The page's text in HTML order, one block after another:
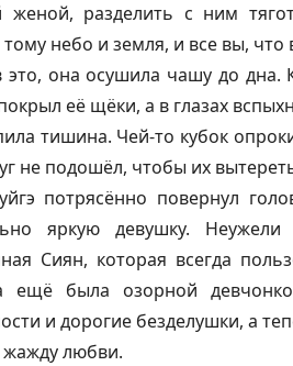
женой, разделить с ним
небо и земля, и все вы, что
это, она осушила чашу до дна.
её щёки, а в глазах
тишина. Чей-то кубок
не подошёл, чтобы их
потрясённо повернул
яркую девушку.
Сиян, которая всегда
ещё была озорной
и дорогие безделушки, а
жажду любви.